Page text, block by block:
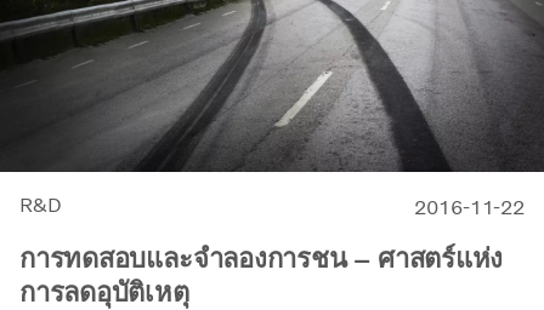
R&D 2016-11-22
การทดสอบและจำลองการชน – ศาสตร์แห่ง
การลดอุบัติเหตุ